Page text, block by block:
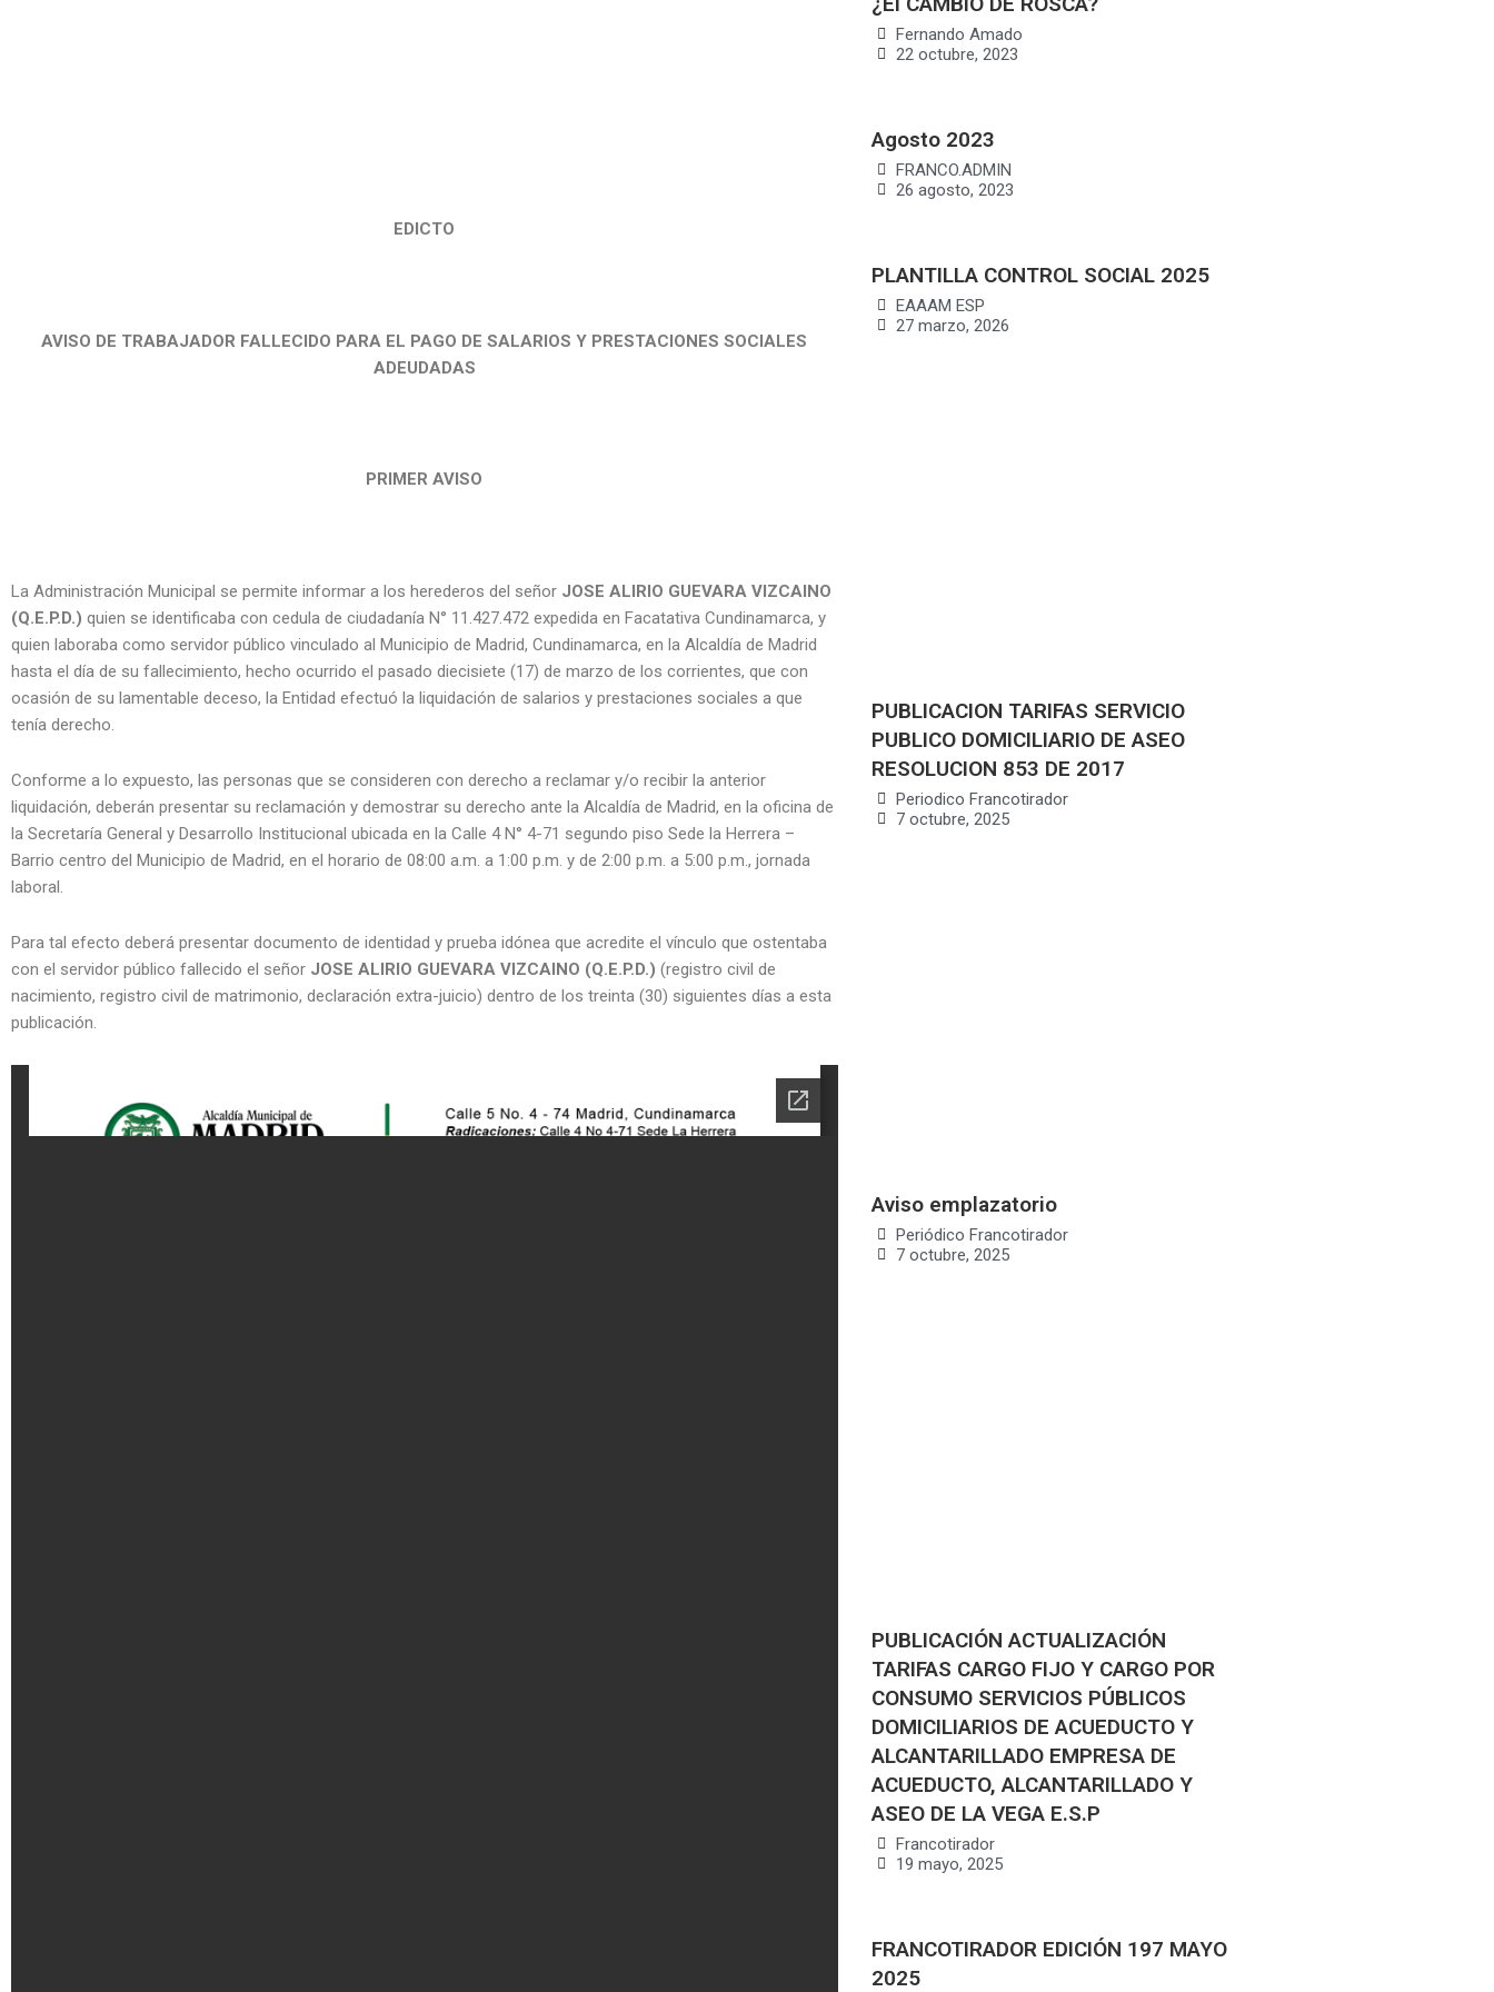
EDICTO
AVISO DE TRABAJADOR FALLECIDO PARA EL PAGO DE SALARIOS Y PRESTACIONES SOCIALES
ADEUDADAS
PRIMER AVISO
La Administración Municipal se permite informar a los herederos del señor JOSE ALIRIO GUEVARA VIZCAINO
(Q.E.P.D.) quien se identificaba con cedula de ciudadanía N° 11.427.472 expedida en Facatativa Cundinamarca, y
quien laboraba como servidor público vinculado al Municipio de Madrid, Cundinamarca, en la Alcaldía de Madrid
hasta el día de su fallecimiento, hecho ocurrido el pasado diecisiete (17) de marzo de los corrientes, que con
ocasión de su lamentable deceso, la Entidad efectuó la liquidación de salarios y prestaciones sociales a que
tenía derecho.
Conforme a lo expuesto, las personas que se consideren con derecho a reclamar y/o recibir la anterior
liquidación, deberán presentar su reclamación y demostrar su derecho ante la Alcaldía de Madrid, en la oficina de
la Secretaría General y Desarrollo Institucional ubicada en la Calle 4 N° 4-71 segundo piso Sede la Herrera –
Barrio centro del Municipio de Madrid, en el horario de 08:00 a.m. a 1:00 p.m. y de 2:00 p.m. a 5:00 p.m., jornada
laboral.
Para tal efecto deberá presentar documento de identidad y prueba idónea que acredite el vínculo que ostentaba
con el servidor público fallecido el señor JOSE ALIRIO GUEVARA VIZCAINO (Q.E.P.D.) (registro civil de
nacimiento, registro civil de matrimonio, declaración extra-juicio) dentro de los treinta (30) siguientes días a esta
publicación.
Fernando Amado
22 octubre, 2023
Agosto 2023
FRANCO.ADMIN
26 agosto, 2023
PLANTILLA CONTROL SOCIAL 2025
EAAAM ESP
27 marzo, 2026
PUBLICACION TARIFAS SERVICIO
PUBLICO DOMICILIARIO DE ASEO
RESOLUCION 853 DE 2017
Periodico Francotirador
7 octubre, 2025
Aviso emplazatorio
Periódico Francotirador
7 octubre, 2025
PUBLICACIÓN ACTUALIZACIÓN
TARIFAS CARGO FIJO Y CARGO POR
CONSUMO SERVICIOS PÚBLICOS
DOMICILIARIOS DE ACUEDUCTO Y
ALCANTARILLADO EMPRESA DE
ACUEDUCTO, ALCANTARILLADO Y
ASEO DE LA VEGA E.S.P
Francotirador
19 mayo, 2025
FRANCOTIRADOR EDICIÓN 197 MAYO
2025